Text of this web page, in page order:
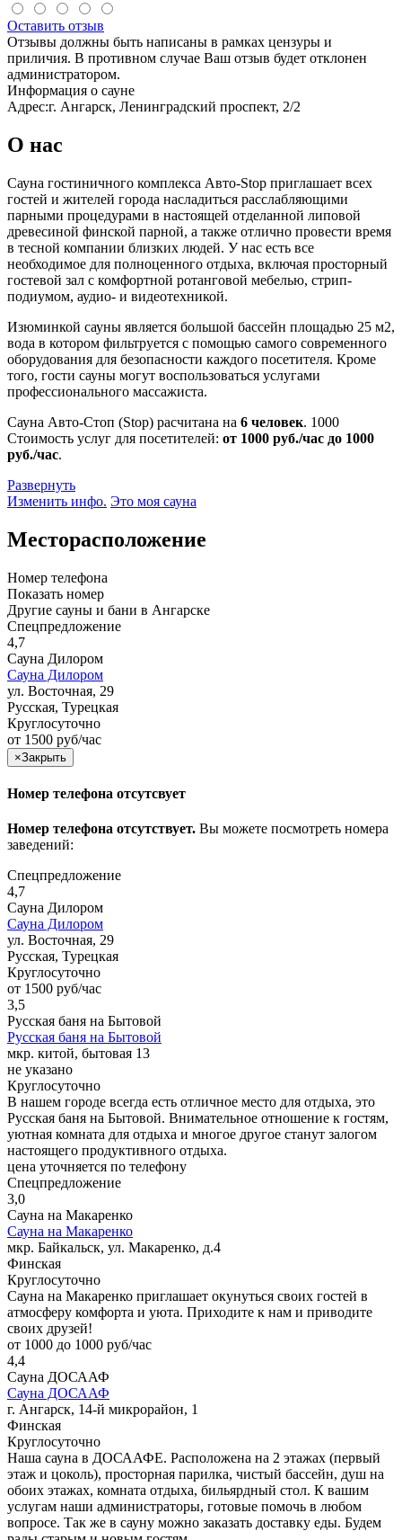
Оставить отзыв
Отзывы должны быть написаны в рамках цензуры и
приличия. В противном случае Ваш отзыв будет отклонен
администратором.
Информация о сауне
Адрес:г. Ангарск, Ленинградский проспект, 2/2
О нас
Сауна гостиничного комплекса Авто-Stop приглашает всех
гостей и жителей города насладиться расслабляющими
парными процедурами в настоящей отделанной липовой
древесиной финской парной, а также отлично провести время
в тесной компании близких людей. У нас есть все
необходимое для полноценного отдыха, включая просторный
гостевой зал с комфортной ротанговой мебелью, стрип-
подиумом, аудио- и видеотехникой.
Изюминкой сауны является большой бассейн площадью 25 м2,
вода в котором фильтруется с помощью самого современного
оборудования для безопасности каждого посетителя. Кроме
того, гости сауны могут воспользоваться услугами
профессионального массажиста.
Сауна Авто-Стоп (Stop) расчитана на 6 человек. 1000
Стоимость услуг для посетителей: от 1000 руб./час до 1000
руб./час.
Развернуть
Изменить инфо. Это моя сауна
Месторасположение
Номер телефона
Показать номер
Другие сауны и бани в Ангарске
Спецпредложение
4,7
Сауна Дилором
Сауна Дилором
ул. Восточная, 29
Русская, Турецкая
Круглосуточно
от 1500 руб/час
×Закрыть
Номер телефона отсутсвует
Номер телефона отсутствует. Вы можете посмотреть номера
заведений:
Спецпредложение
4,7
Сауна Дилором
Сауна Дилором
ул. Восточная, 29
Русская, Турецкая
Круглосуточно
от 1500 руб/час
3,5
Русская баня на Бытовой
Русская баня на Бытовой
мкр. китой, бытовая 13
не указано
Круглосуточно
В нашем городе всегда есть отличное место для отдыха, это
Русская баня на Бытовой. Внимательное отношение к гостям,
уютная комната для отдыха и многое другое станут залогом
настоящего продуктивного отдыха.
цена уточняется по телефону
Спецпредложение
3,0
Сауна на Макаренко
Сауна на Макаренко
мкр. Байкальск, ул. Макаренко, д.4
Финская
Круглосуточно
Сауна на Макаренко приглашает окунуться своих гостей в
атмосферу комфорта и уюта. Приходите к нам и приводите
своих друзей!
от 1000 до 1000 руб/час
4,4
Сауна ДОСААФ
Сауна ДОСААФ
г. Ангарск, 14-й микрорайон, 1
Финская
Круглосуточно
Наша сауна в ДОСААФЕ. Расположена на 2 этажах (первый
этаж и цоколь), просторная парилка, чистый бассейн, душ на
обоих этажах, комната отдыха, бильярдный стол. К вашим
услугам наши администраторы, готовые помочь в любом
вопросе. Так же в сауну можно заказать доставку еды. Будем